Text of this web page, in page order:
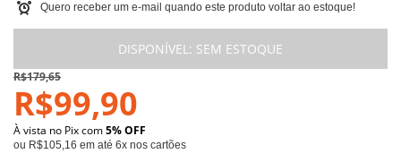
Quero receber um e-mail quando este produto voltar ao estoque!
DISPONÍVEL: SEM ESTOQUE
R$179,65
R$99,90
À vista no Pix com5% OFF
ou R$105,16 em até 6x nos cartões